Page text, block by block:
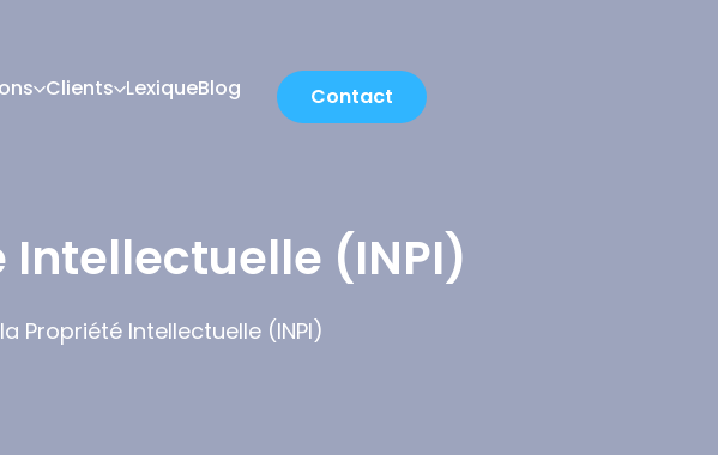
Clients LexiqueBlog Contact
(INPI)
Propriété Intellectuelle (INPI)